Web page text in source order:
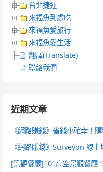
台北捷運
來福魚到處吃
來福魚愛旅行
來福魚愛生活
翻譯(Translate)
聯絡我們
近期文章
《網路賺錢》省錢小確幸！
《網路賺錢》Surveyon 線
[景觀餐廳]101高空景觀餐廳